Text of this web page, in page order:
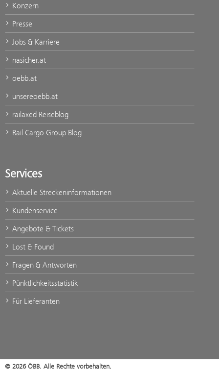
Konzern
Presse
Jobs & Karriere
nasicher.at
oebb.at
unsereoebb.at
railaxed Reiseblog
Rail Cargo Group Blog
Services
Aktuelle Streckeninformationen
Kundenservice
Angebote & Tickets
Lost & Found
Fragen & Antworten
Pünktlichkeitsstatistik
Für Lieferanten
© 2026 ÖBB. Alle Rechte vorbehalten.